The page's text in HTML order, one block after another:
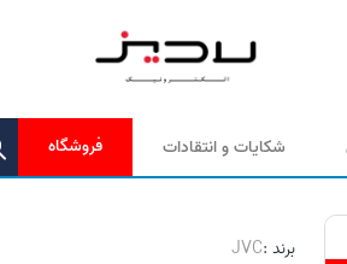
شکایات و انتقادات فروشگاه
برند :JVC